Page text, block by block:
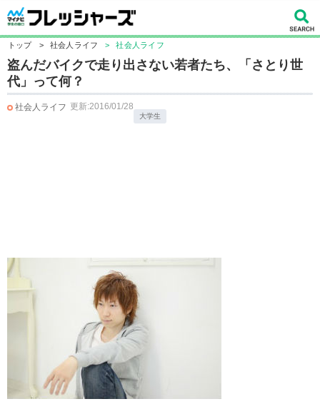
トップ > 社会人ライフ > 社会人ライフ
盗んだバイクで走り出さない若者たち、「さとり世
代」って何？
社会人ライフ 更新:2016/01/28
大学生